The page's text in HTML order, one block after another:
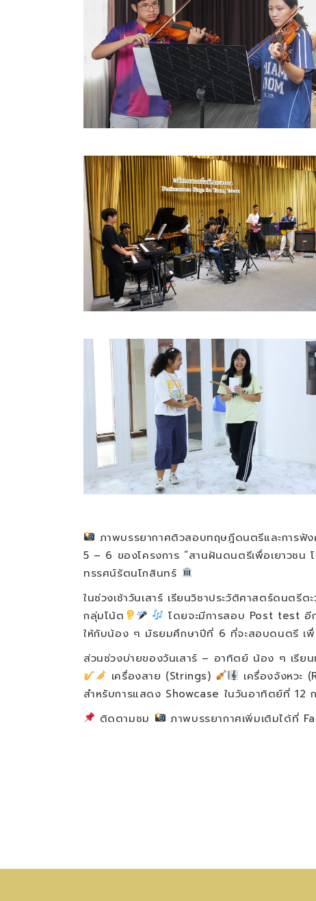
ภาพบรรยากาศติวสอบทฤษฎีดนตรีและการ
5 – 6 ของโครงการ “สานฝันดนตรีเพื่อเยาวช
ทรรศน์รัตนโกสินทร์
ในช่วงเช้าวันเสาร์ เรียนวิชาประวัติศาสตร์ดนตรีต
กลุ่มโน้ต
โดยจะมีการสอบ Post test
ให้กับน้อง ๆ มัธยมศึกษาปีที่ 6 ที่จะสอบดนตรี เพื่
ส่วนช่วงบ่ายของวันเสาร์ – อาทิตย์ น้อง ๆ เรีย
เครื่องสาย (Strings)
เครื่องจังหวะ
สำหรับการแสดง Showcase ในวันอาทิตย์ที่ 12
ติดตามชม
ภาพบรรยากาศเพิ่มเติมได้ที่